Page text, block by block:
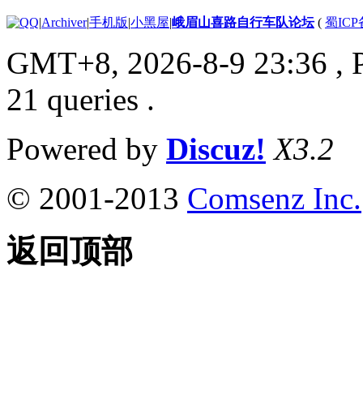
|Archiver|手机版|小黑屋|峨眉山喜路自行车队论坛( 蜀ICP
GMT+8, 2026-8-9 23:36 ,
21 queries .
Powered by Discuz! X3.2
© 2001-2013 Comsenz Inc.
返回顶部